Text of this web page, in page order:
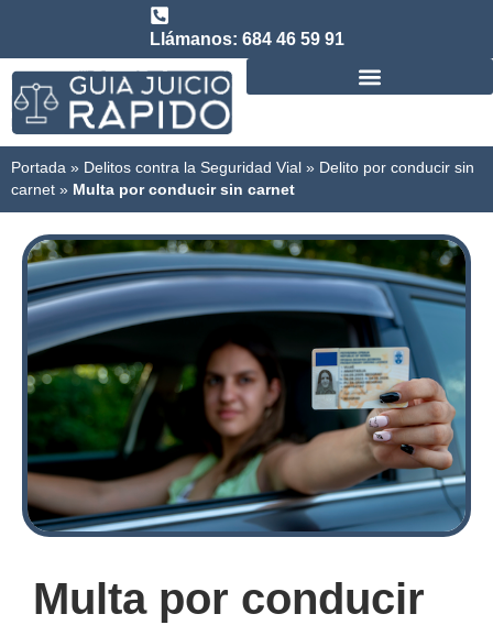
Llámanos: 684 46 59 91
Portada » Delitos contra la Seguridad Vial » Delito por conducir sin
carnet » Multa por conducir sin carnet
Multa por conducir